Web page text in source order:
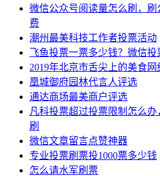
微信公众号阅读量怎么刷，
费
潮州最美科技工作者投票活动
飞鱼投票一票多少钱？微信
2019年北京市舌尖上的美食
凰城御府园林代言人评选
通达商场最美商户评选
凡科投票超过投票限制怎么
刷
微信文章留言点赞神器
专业投票刷票投1000票多少钱
怎么请水军刷票